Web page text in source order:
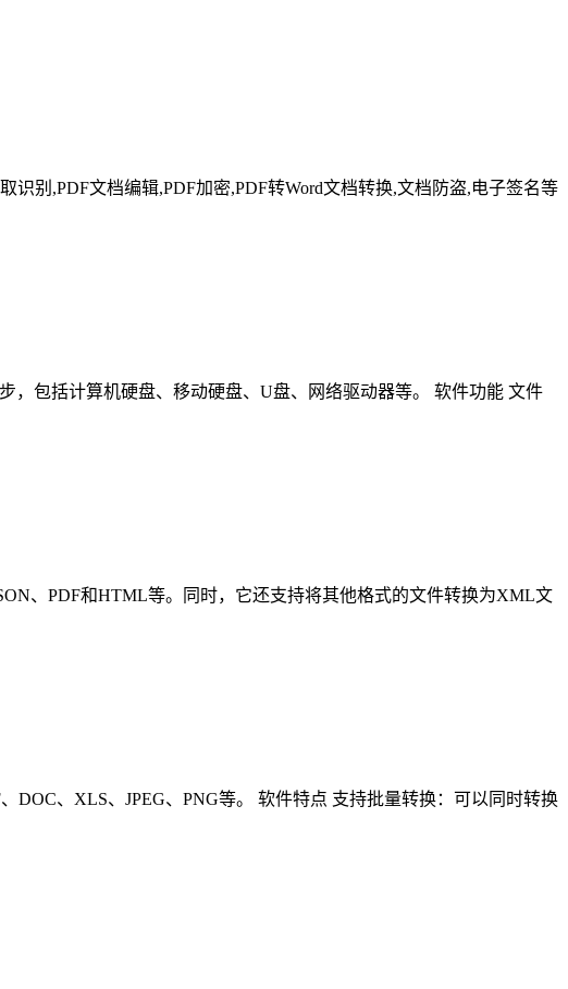
识别,PDF文档编辑,PDF加密,PDF转Word文档转换,文档防盗,电子签名等
，包括计算机硬盘、移动硬盘、U盘、网络驱动器等。 软件功能 文件
、PDF和HTML等。同时，它还支持将其他格式的文件转换为XML文
DOC、XLS、JPEG、PNG等。 软件特点 支持批量转换：可以同时转换